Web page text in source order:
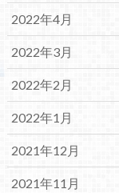
2022年4月
2022年3月
2022年2月
2022年1月
2021年12月
2021年11月